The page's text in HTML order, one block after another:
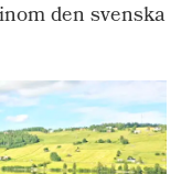
den svenska